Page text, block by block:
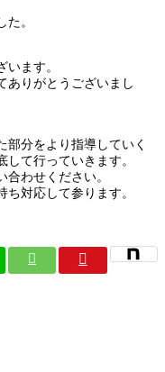
。
ます。
ありがとうございまし
分をより指導していく
て行っていきます。
わせください。
対応して参ります。